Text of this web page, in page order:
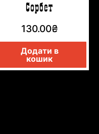
Сорбет
130.00₴
Додати в
кошик